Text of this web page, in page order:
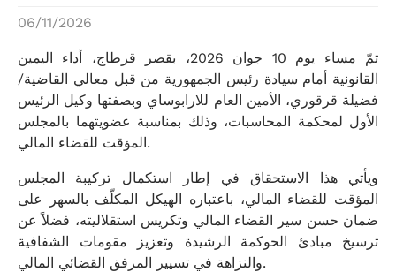
06/11/2026
تمّ مساء يوم 10 جوان 2026، بقصر قرطاج، أداء اليمين
القانونية أمام سيادة رئيس الجمهورية من قبل معالي القاضية/
فضيلة قرقوري، الأمين العام للارابوساي وبصفتها وكيل الرئيس
الأول لمحكمة المحاسبات، وذلك بمناسبة عضويتهما بالمجلس
المؤقت للقضاء المالي.
ويأتي هذا الاستحقاق في إطار استكمال تركيبة المجلس
المؤقت للقضاء المالي، باعتباره الهيكل المكلّف بالسهر على
ضمان حسن سير القضاء المالي وتكريس استقلاليته، فضلاً عن
ترسيخ مبادئ الحوكمة الرشيدة وتعزيز مقومات الشفافية
والنزاهة في تسيير المرفق القضائي المالي.